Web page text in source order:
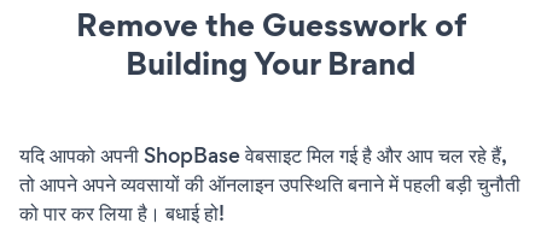
Remove the Guesswork of
Building Your Brand
यदि आपको अपनी ShopBase वेबसाइट मिल गई है और आप चल रहे हैं,
तो आपने अपने व्यवसायों की ऑनलाइन उपस्थिति बनाने में पहली बड़ी चुनौती
को पार कर लिया है। बधाई हो!